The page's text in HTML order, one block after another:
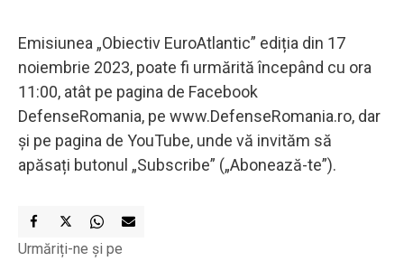
Emisiunea „Obiectiv EuroAtlantic” ediția din 17
noiembrie 2023, poate fi urmărită începând cu ora
11:00, atât pe pagina de Facebook
DefenseRomania, pe www.DefenseRomania.ro, dar
și pe pagina de YouTube, unde vă invităm să
apăsați butonul „Subscribe” („Abonează-te”).
Urmăriți-ne și pe